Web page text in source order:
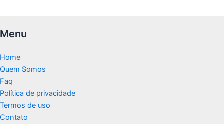
Menu
Home
Quem Somos
Faq
Política de privacidade
Termos de uso
Contato